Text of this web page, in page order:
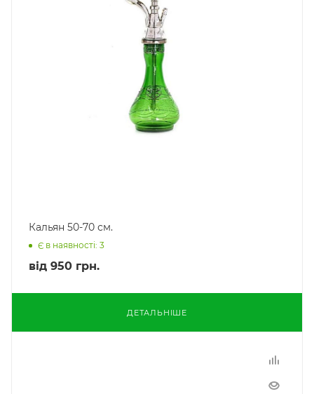
Кальян 50-70 см.
Є в наявності: 3
від 950 грн.
ДЕТАЛЬНІШЕ